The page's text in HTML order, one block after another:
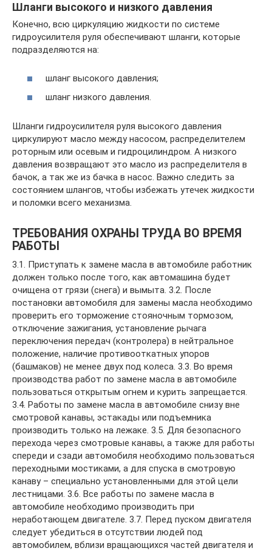
Шланги высокого и низкого давления
Конечно, всю циркуляцию жидкости по системе
гидроусилителя руля обеспечивают шланги, которые
подразделяются на:
шланг высокого давления;
шланг низкого давления.
Шланги гидроусилителя руля высокого давления
циркулируют масло между насосом, распределителем
роторным или осевым и гидроцилиндром. А низкого
давления возвращают это масло из распределителя в
бачок, а так же из бачка в насос. Важно следить за
состоянием шлангов, чтобы избежать утечек жидкости
и поломки всего механизма.
ТРЕБОВАНИЯ ОХРАНЫ ТРУДА ВО ВРЕМЯ
РАБОТЫ
3.1. Приступать к замене масла в автомобиле работник
должен только после того, как автомашина будет
очищена от грязи (снега) и вымыта. 3.2. После
постановки автомобиля для замены масла необходимо
проверить его торможение стояночным тормозом,
отключение зажигания, установление рычага
переключения передач (контролера) в нейтральное
положение, наличие противооткатных упоров
(башмаков) не менее двух под колеса. 3.3. Во время
производства работ по замене масла в автомобиле
пользоваться открытым огнем и курить запрещается.
3.4. Работы по замене масла в автомобиле снизу вне
смотровой канавы, эстакады или подъемника
производить только на лежаке. 3.5. Для безопасного
перехода через смотровые канавы, а также для работы
спереди и сзади автомобиля необходимо пользоваться
переходными мостиками, а для спуска в смотровую
канаву – специально установленными для этой цели
лестницами. 3.6. Все работы по замене масла в
автомобиле необходимо производить при
неработающем двигателе. 3.7. Перед пуском двигателя
следует убедиться в отсутствии людей под
автомобилем, вблизи вращающихся частей двигателя и